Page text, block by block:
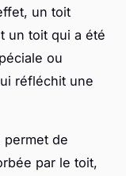
un toit
un toit qui a été
ou
réfléchit une
permet de
par le toit,